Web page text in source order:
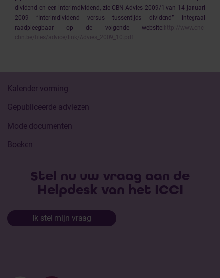
dividend en een interimdividend, zie CBN-Advies 2009/1 van 14 januari
2009 “Interimdividend versus tussentijds dividend” integraal
raadpleegbaar op de volgende website: http://www.cnc-
cbn.be/files/advice/link/Advies_2009_10.pdf
Kalender vorming
Gepubliceerde adviezen
Modeldocumenten
Boeken
Stel nu uw vraag aan de
Helpdesk van het ICCI
Ik stel mijn vraag